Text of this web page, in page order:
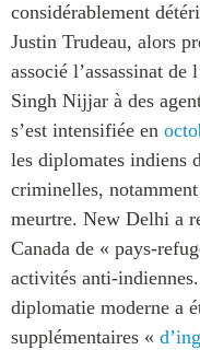
Le Partenariat APEC-
Canada pour la
i-LEAD
RÉSEAUX
CanWIN
Attachés supérieurs de
recherche
ABLAC
ABAC
APEC
considérablement
Justin Trudeau, alors
associé l’assassinat
Singh Nijjar à des
s’est intensifiée en
les diplomates indiens
criminelles,
meurtre. New Delhi a
Canada de « pays-
activités anti-
diplomatie moderne a
supplémentaires «